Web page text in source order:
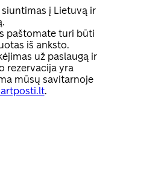
į Lietuvą ir
paštomate turi būti
iš anksto.
už paslaugą ir
rezervacija yra
mūsų savitarnoje
.